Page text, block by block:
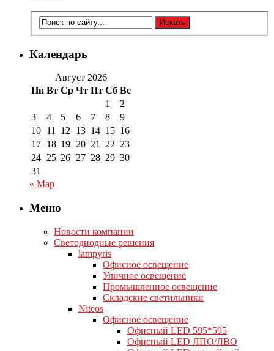
Календарь
Август 2026
Пн Вт Ср Чт Пт Сб Вс
1
2
3
4 5 6 7 8
9
10 11 12 13 14 15 16
17 18 19 20 21 22 23
24 25 26 27 28 29 30
31
« Мар
Меню
Новости компании
Светодиодные решения
lampyris
Офисное освещение
Уличное освещение
Промышленное освещение
Складские светильники
Niteos
Офисное освещение
Офисный LED 595*595
Офисный LED ЛПО/ЛВО